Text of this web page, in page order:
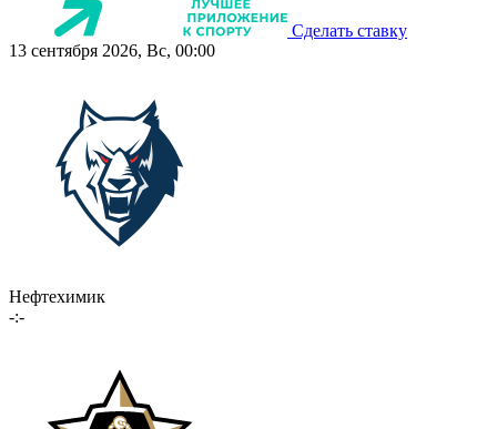
Сделать ставку
13 сентября 2026, Вс, 00:00
Нефтехимик
-:-